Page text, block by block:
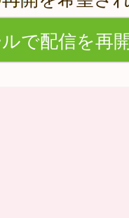
で配信を再